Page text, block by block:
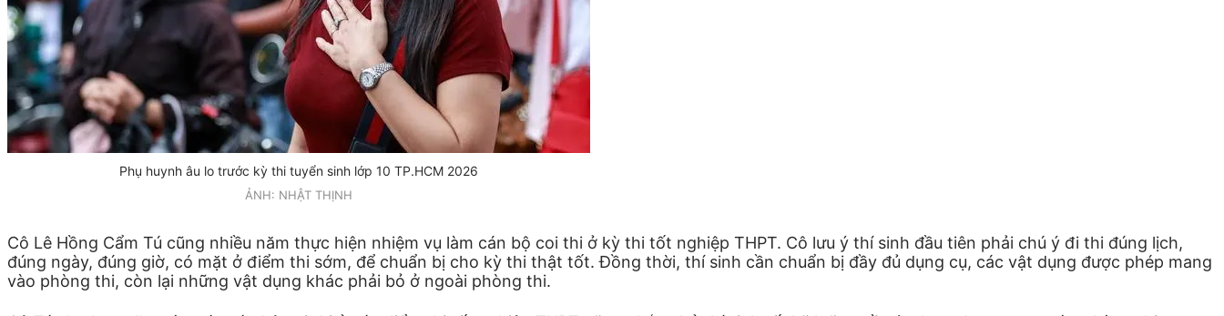
Phụ huynh âu lo trước kỳ thi tuyển sinh lớp 10 TP.HCM 2026
ẢNH: NHẬT THỊNH
Cô Lê Hồng Cẩm Tú cũng nhiều năm thực hiện nhiệm vụ làm cán bộ coi thi ở kỳ thi tốt nghiệp THPT. Cô lưu ý thí sinh đầu tiên phải chú ý đi thi đúng lịch,
đúng ngày, đúng giờ, có mặt ở điểm thi sớm, để chuẩn bị cho kỳ thi thật tốt. Đồng thời, thí sinh cần chuẩn bị đầy đủ dụng cụ, các vật dụng được phép mang
vào phòng thi, còn lại những vật dụng khác phải bỏ ở ngoài phòng thi.